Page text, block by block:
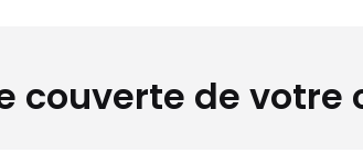
couverte de votre